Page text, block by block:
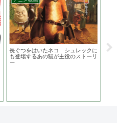
長ぐつをはいたネコ シュレックに
も登場するあの猫が主役のストーリ
ー
罪